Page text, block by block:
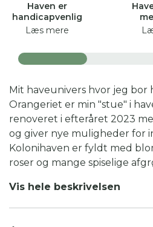
Haven er
handicapvenlig
Læs mere
Mit haveunivers hvor jeg bor
Orangeriet er min "stue" i
renoveret i efteråret 2023
og giver nye muligheder for
Kolonihaven er fyldt med
roser og mange spiselige
den mindre have og alligevel
rum hvor man kan sidde og
Vis hele beskrivelsen